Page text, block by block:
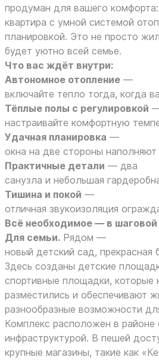
продуман для вашего комфорта:
квартира с умной системой
планировкой. Это не просто
будет уютно всей семье.
Что вас ждёт внутри:
Автономное отопление —
включайте тепло тогда, когда
Тёплые полы с регулировкой
настраивайте комфортную
Удачная планировка —
окна на две стороны
Практичные детали — два
санузла и небольшая
Тишина и покой —
отличная звукоизоляция
Всё необходимое — в шаговой
Для семьи. Рядом —
новый детский сад, прекрасная
Здесь созданы детские
спортивные площадки, которые
разместились и обеспечивают
разнообразные возможности
Комплекс расположен в районе
инфраструктурой. В пешей
крупные магазины, такие как